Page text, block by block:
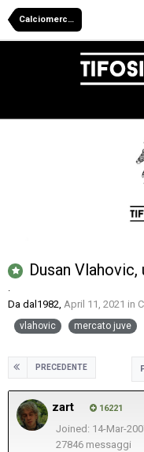
Calciomercato Juventus
Dusan
.
Da dal1982, April 11, 2021 in
vlahovic mercato juve
PRECEDENTE
zart 16221
Joined: 14-Mar-
27846 messaggi